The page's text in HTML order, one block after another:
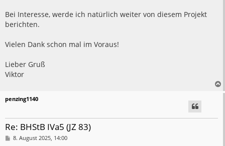
Bei Interesse, werde ich natürlich weiter von diesem Projekt
berichten.
Vielen Dank schon mal im Voraus!
Lieber Gruß
Viktor
penzing1140
Re: BHStB IVa5 (JZ 83)
B8. August 2025, 14:00